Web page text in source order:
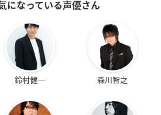
になっている声優さん
鈴村健一 森川智之